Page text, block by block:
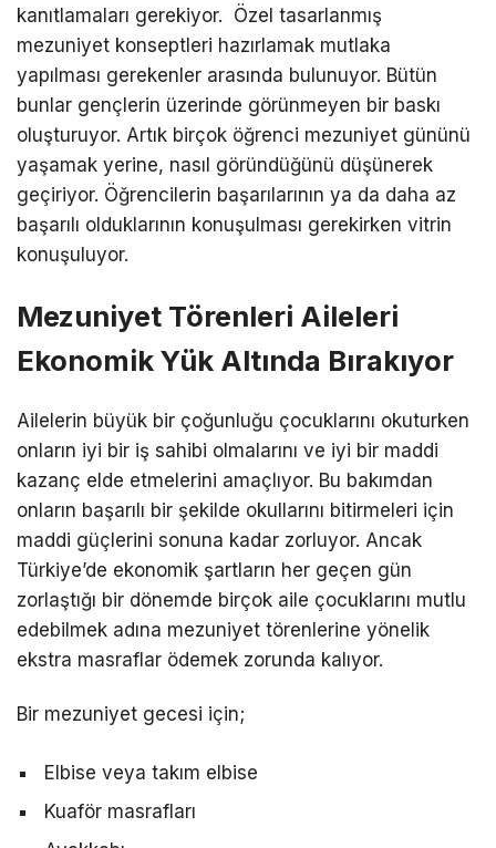
kanıtlamaları gerekiyor. Özel tasarlanmış
mezuniyet konseptleri hazırlamak mutlaka
yapılması gerekenler arasında bulunuyor. Bütün
bunlar gençlerin üzerinde görünmeyen bir baskı
oluşturuyor. Artık birçok öğrenci mezuniyet gününü
yaşamak yerine, nasıl göründüğünü düşünerek
geçiriyor. Öğrencilerin başarılarının ya da daha az
başarılı olduklarının konuşulması gerekirken vitrin
konuşuluyor.
Mezuniyet Törenleri Aileleri
Ekonomik Yük Altında Bırakıyor
Ailelerin büyük bir çoğunluğu çocuklarını okuturken
onların iyi bir iş sahibi olmalarını ve iyi bir maddi
kazanç elde etmelerini amaçlıyor. Bu bakımdan
onların başarılı bir şekilde okullarını bitirmeleri için
maddi güçlerini sonuna kadar zorluyor. Ancak
Türkiye’de ekonomik şartların her geçen gün
zorlaştığı bir dönemde birçok aile çocuklarını mutlu
edebilmek adına mezuniyet törenlerine yönelik
ekstra masraflar ödemek zorunda kalıyor.
Bir mezuniyet gecesi için;
Elbise veya takım elbise
Kuaför masrafları